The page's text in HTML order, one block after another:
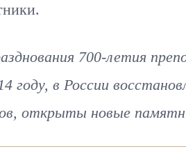
700-летия
году, в России
открыты новые